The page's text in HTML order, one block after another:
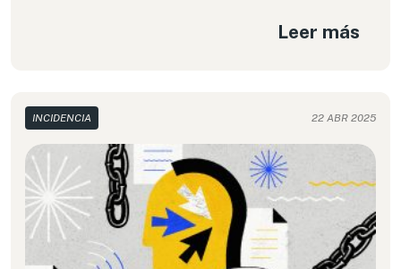
riesgos e implicancias. Proteger no puede seguir
Leer más
INCIDENCIA 22 ABR 2025